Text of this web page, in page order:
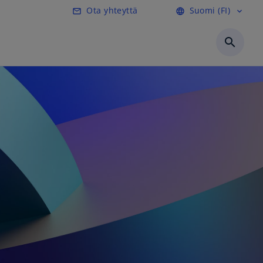
mail_outline Ota yhteyttä language Suomi (FI) expand_more
search